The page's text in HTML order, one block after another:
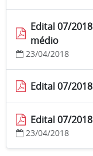
Edital 07/
médio
23/04/2018
Edital 07/
Edital 07/
23/04/2018